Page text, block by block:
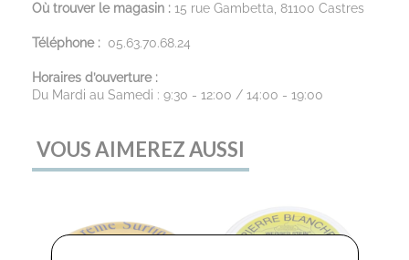
Où trouver le magasin : 15 rue Gambetta, 81100 Castres
Téléphone : 05.63.70.68.24
Horaires d’ouverture :
Du Mardi au Samedi : 9:30 - 12:00 / 14:00 - 19:00
VOUS AIMEREZ AUSSI